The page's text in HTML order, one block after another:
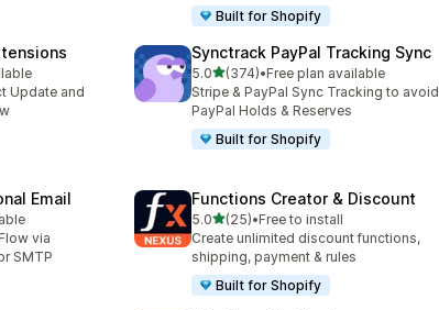
Built for Shopify
Update and
Synctrack PayPal Tracking Sync
5.05つ星中
(374)
合計レビュー数：374件
•Free plan available
Stripe & PayPal Sync Tracking to avoid
PayPal Holds & Reserves
Built for Shopify
Email
via
SMTP
Functions Creator & Discount
5.05つ星中
(25)
合計レビュー数：25件
•Free to install
Create unlimited discount functions,
shipping, payment & rules
Built for Shopify